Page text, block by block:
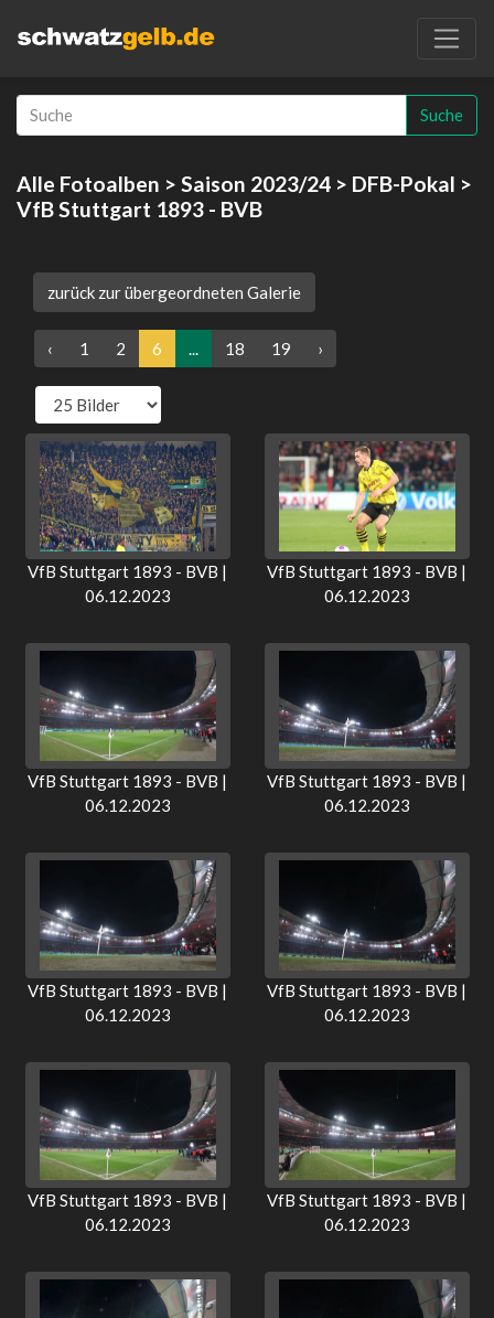
Suche
Alle Fotoalben > Saison 2023/24 > DFB-Pokal >
VfB Stuttgart 1893 - BVB
zurück zur übergeordneten Galerie
‹ 1 2 6 ... 18 19 ›
VfB Stuttgart 1893 - BVB |
06.12.2023
VfB Stuttgart 1893 - BVB |
06.12.2023
VfB Stuttgart 1893 - BVB |
06.12.2023
VfB Stuttgart 1893 - BVB |
06.12.2023
VfB Stuttgart 1893 - BVB |
06.12.2023
VfB Stuttgart 1893 - BVB |
06.12.2023
VfB Stuttgart 1893 - BVB |
06.12.2023
VfB Stuttgart 1893 - BVB |
06.12.2023